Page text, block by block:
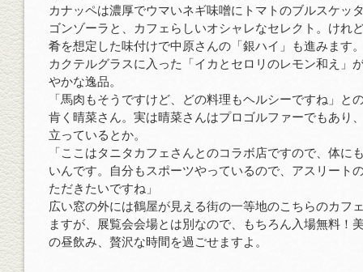
カナッペは濃厚でウマいネギ味噌にトマトのブルスケッ
ゴンゾーラと、カフェらしいオシャレなセレクト。けれ
肴を想定した味付けで中原さんの「銀ハイ」も進みます
カクテルグラスに入った「イカとセロリのレモン和え」
やかな逸品。
「馬肉もそうですけど、どの料理もヘルシーですね」と
肯く晴菜さん。実は晴菜さんはプロゴルファーでもあり
立っているとか。
「ここはタニタカフェさんとのコラボ店ですので、体に
いんです。自分もスポーツやっているので、アスリート
ただきたいですね」
広い窓の外には鶴屋が見える街の一等地のこちらのカフ
ますが、展覧会会場とは別なので、もちろん入場無料！
の昼飲み、贅沢な時間を過ごせますよ。